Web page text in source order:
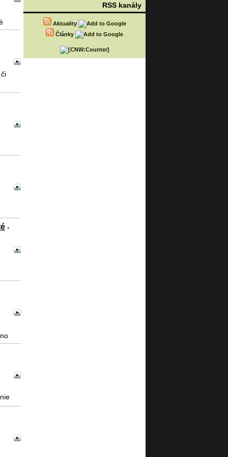
-
RSS kanály
Aktuality
Články